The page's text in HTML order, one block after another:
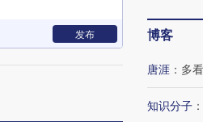
发布 博客
唐涯 ： 多
知识分子 ：